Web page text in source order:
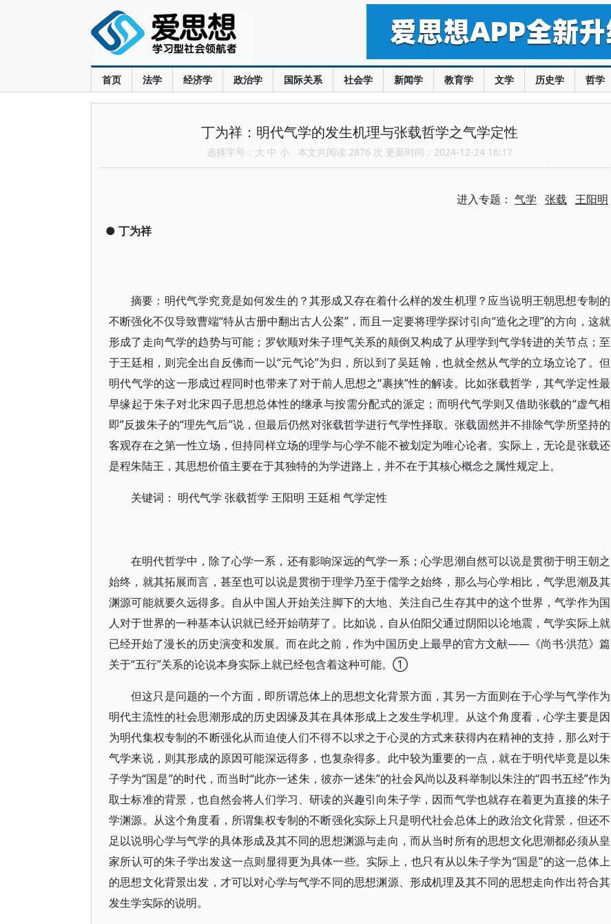
首页 法学 经济学 政治学 国际关系 社会学 新闻学 教育学 文学 历史学 哲学
丁为祥：明代气学的发生机理与张载哲学之气学定性
选择字号： 大 中 小 本文共阅读 2876 次 更新时间：2024-12-24 16:17
进入专题： 气学 张载 王阳明
● 丁为祥
摘要：明代气学究竟是如何发生的？其形成又存在着什么样的发生机理？应当说明王朝思想专制的
不断强化不仅导致曹端“特从古册中翻出古人公案”，而且一定要将理学探讨引向“造化之理”的方向，这就
形成了走向气学的趋势与可能；罗钦顺对朱子理气关系的颠倒又构成了从理学到气学转进的关节点；至
于王廷相，则完全出自反佛而一以“元气论”为归，所以到了吴廷翰，也就全然从气学的立场立论了。但
明代气学的这一形成过程同时也带来了对于前人思想之“裹挟”性的解读。比如张载哲学，其气学定性最
早缘起于朱子对北宋四子思想总体性的继承与按需分配式的派定；而明代气学则又借助张载的“虚气相
即”反拨朱子的“理先气后”说，但最后仍然对张载哲学进行气学性择取。张载固然并不排除气学所坚持的
客观存在之第一性立场，但持同样立场的理学与心学不能不被划定为唯心论者。实际上，无论是张载还
是程朱陆王，其思想价值主要在于其独特的为学进路上，并不在于其核心概念之属性规定上。
关键词： 明代气学 张载哲学 王阳明 王廷相 气学定性
在明代哲学中，除了心学一系，还有影响深远的气学一系；心学思潮自然可以说是贯彻于明王朝之
始终，就其拓展而言，甚至也可以说是贯彻于理学乃至于儒学之始终，那么与心学相比，气学思潮及其
渊源可能就要久远得多。自从中国人开始关注脚下的大地、关注自己生存其中的这个世界，气学作为国
人对于世界的一种基本认识就已经开始萌芽了。比如说，自从伯阳父通过阴阳以论地震，气学实际上就
已经开始了漫长的历史演变和发展。而在此之前，作为中国历史上最早的官方文献——《尚书·洪范》篇
关于“五行”关系的论说本身实际上就已经包含着这种可能。①
但这只是问题的一个方面，即所谓总体上的思想文化背景方面，其另一方面则在于心学与气学作为
明代主流性的社会思潮形成的历史因缘及其在具体形成上之发生学机理。从这个角度看，心学主要是因
为明代集权专制的不断强化从而迫使人们不得不以求之于心灵的方式来获得内在精神的支持，那么对于
气学来说，则其形成的原因可能深远得多，也复杂得多。此中较为重要的一点，就在于明代毕竟是以朱
子学为“国是”的时代，而当时“此亦一述朱，彼亦一述朱”的社会风尚以及科举制以朱注的“四书五经”作为
取士标准的背景，也自然会将人们学习、研读的兴趣引向朱子学，因而气学也就存在着更为直接的朱子
学渊源。从这个角度看，所谓集权专制的不断强化实际上只是明代社会总体上的政治文化背景，但还不
足以说明心学与气学的具体形成及其不同的思想渊源与走向，而从当时所有的思想文化思潮都必须从皇
家所认可的朱子学出发这一点则显得更为具体一些。实际上，也只有从以朱子学为“国是”的这一总体上
的思想文化背景出发，才可以对心学与气学不同的思想渊源、形成机理及其不同的思想走向作出符合其
发生学实际的说明。